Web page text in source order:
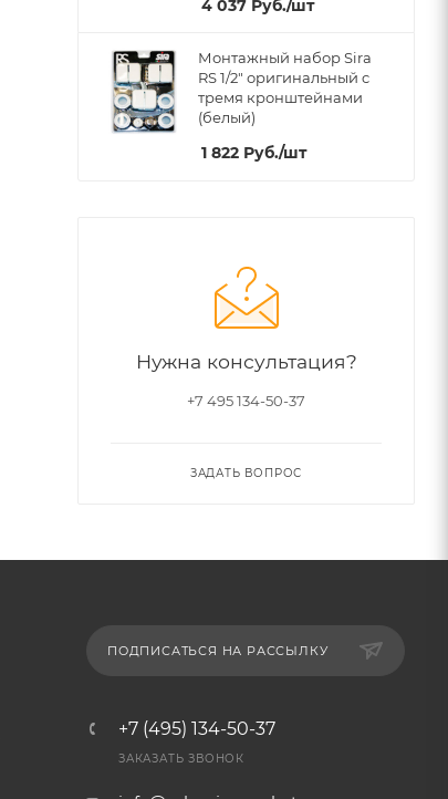
4 037 Руб./шт
Монтажный набор Sira
RS 1/2" оригинальный c
тремя кронштейнами
(белый)
1 822 Руб./шт
Нужна консультация?
+7 495 134-50-37
ЗАДАТЬ ВОПРОС
ПОДПИСАТЬСЯ НА РАССЫЛКУ
+7 (495) 134-50-37
ЗАКАЗАТЬ ЗВОНОК